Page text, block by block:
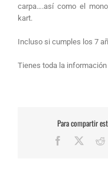
carpa….así como el
kart.
Incluso si cumples los 7
Tienes toda la
Para compartir
Facebook